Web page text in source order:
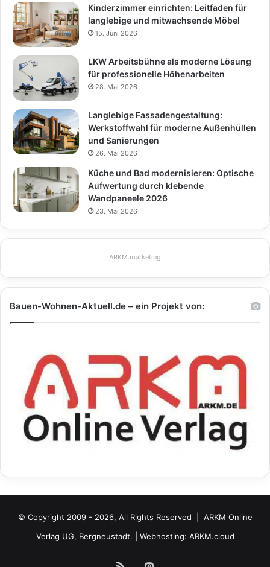
Kinderzimmer einrichten: Leitfaden für
langlebige und mitwachsende Möbel
15. Juni 2026
LKW Arbeitsbühne als moderne Lösung
für professionelle Höhenarbeiten
28. Mai 2026
Langlebige Fassadengestaltung:
Werkstoffwahl für moderne Außenhüllen
und Sanierungen
26. Mai 2026
Küche und Bad modernisieren: Optische
Aufwertung durch klebende
Wandpaneele 2026
23. Mai 2026
ARKM.marketing
Bauen-Wohnen-Aktuell.de – ein Projekt von:
© Copyright 2009 - 2026, All Rights Reserved | ARKM Online
Verlag UG, Bergneustadt. | Webhosting: ARKM.cloud